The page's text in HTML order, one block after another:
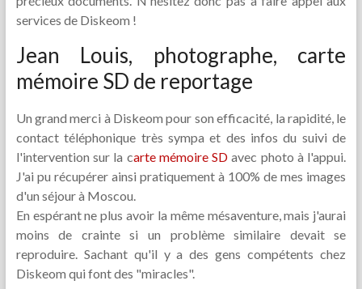
services de Diskeom !
Jean Louis, photographe, carte
mémoire SD de reportage
Un grand merci à Diskeom pour son efficacité, la rapidité, le
contact téléphonique très sympa et des infos du suivi de
l'intervention sur la carte mémoire SD avec photo à l'appui.
J'ai pu récupérer ainsi pratiquement à 100% de mes images
d'un séjour à Moscou.
En espérant ne plus avoir la même mésaventure, mais j'aurai
moins de crainte si un problème similaire devait se
reproduire. Sachant qu'il y a des gens compétents chez
Diskeom qui font des "miracles".